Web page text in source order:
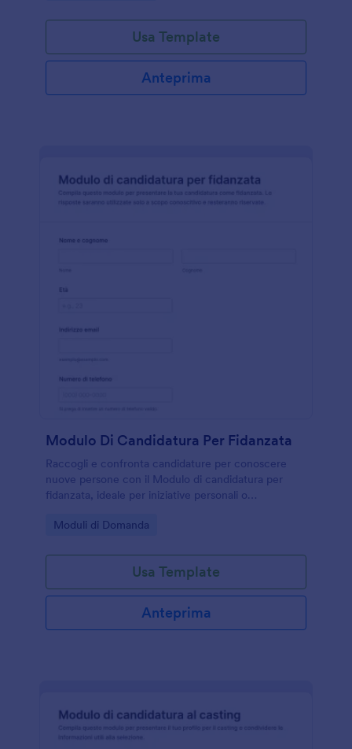
Usa Template
Anteprima
Modulo Di Candidatura Per Fidanzata
Raccogli e confronta candidature per conoscere
nuove persone con il Modulo di candidatura per
fidanzata, ideale per iniziative personali o
dati e ogni invio del modulo con Jotform.
Go to Category:
Moduli di Domanda
Usa Template
Anteprima